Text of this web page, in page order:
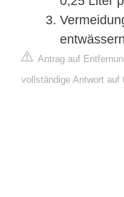
Antrag auf
vollständige Antwort auf